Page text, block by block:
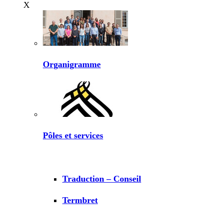
X
Organigramme
Pôles et services
Traduction – Conseil
Termbret